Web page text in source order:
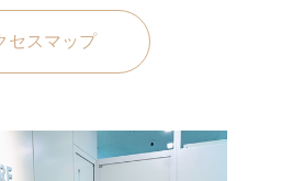
セスマップ